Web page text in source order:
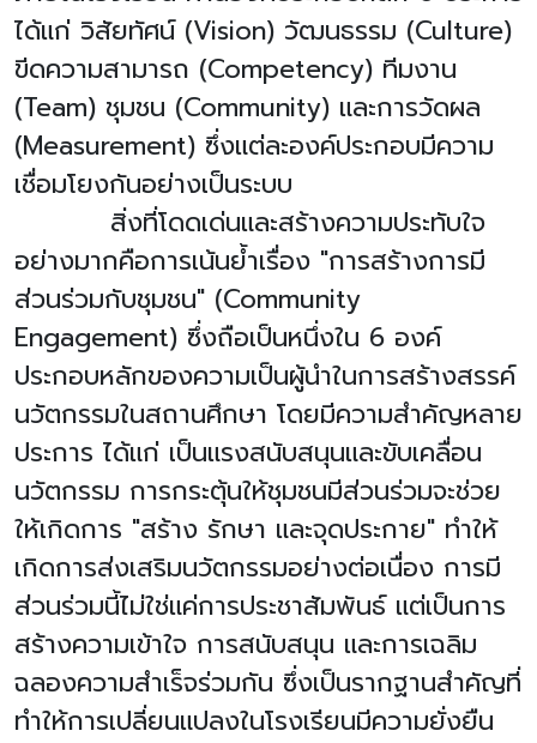
ได้แก่ วิสัยทัศน์ (Vision) วัฒนธรรม (Culture)
ขีดความสามารถ (Competency) ทีมงาน
(Team) ชุมชน (Community) และการวัดผล
(Measurement) ซึ่งแต่ละองค์ประกอบมีความ
เชื่อมโยงกันอย่างเป็นระบบ
สิ่งที่โดดเด่นและสร้างความประทับใจ
อย่างมากคือการเน้นย้ำเรื่อง "การสร้างการมี
ส่วนร่วมกับชุมชน" (Community
Engagement) ซึ่งถือเป็นหนึ่งใน 6 องค์
ประกอบหลักของความเป็นผู้นำในการสร้างสรรค์
นวัตกรรมในสถานศึกษา โดยมีความสำคัญหลาย
ประการ ได้แก่ เป็นแรงสนับสนุนและขับเคลื่อน
นวัตกรรม การกระตุ้นให้ชุมชนมีส่วนร่วมจะช่วย
ให้เกิดการ "สร้าง รักษา และจุดประกาย" ทำให้
เกิดการส่งเสริมนวัตกรรมอย่างต่อเนื่อง การมี
ส่วนร่วมนี้ไม่ใช่แค่การประชาสัมพันธ์ แต่เป็นการ
สร้างความเข้าใจ การสนับสนุน และการเฉลิม
ฉลองความสำเร็จร่วมกัน ซึ่งเป็นรากฐานสำคัญที่
ทำให้การเปลี่ยนแปลงในโรงเรียนมีความยั่งยืน